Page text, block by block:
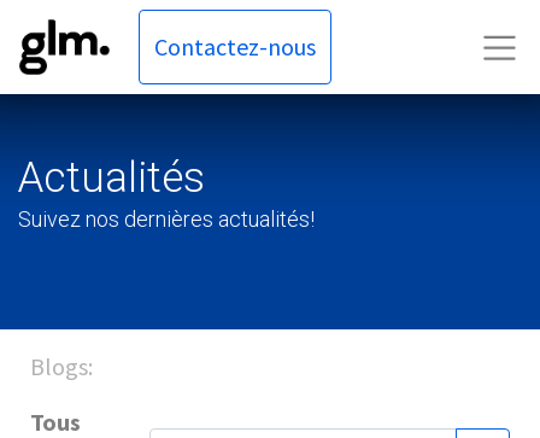
Contactez-nous
Actualités
Suivez nos dernières actualités!
Blogs:
Tous